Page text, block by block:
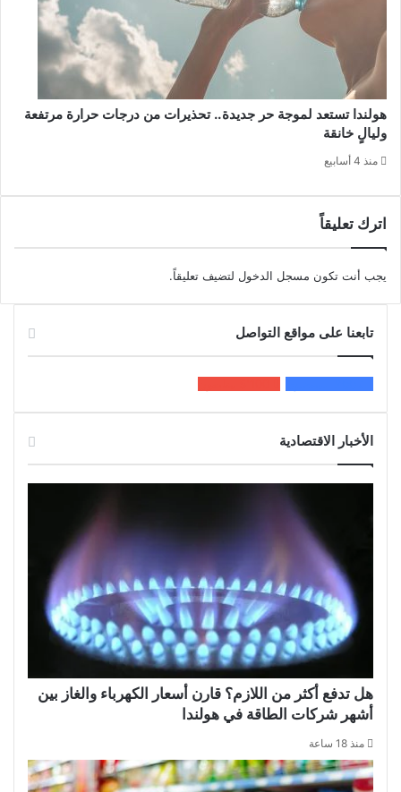
هولندا تستعد لموجة حر جديدة.. تحذيرات من درجات حرارة مرتفعة
وليالٍ خانقة
منذ 4 أسابيع
اترك تعليقاً
يجب أنت تكون مسجل الدخول لتضيف تعليقاً.
تابعنا على مواقع التواصل
الأخبار الاقتصادية
هل تدفع أكثر من اللازم؟ قارن أسعار الكهرباء والغاز بين
أشهر شركات الطاقة في هولندا
منذ 18 ساعة